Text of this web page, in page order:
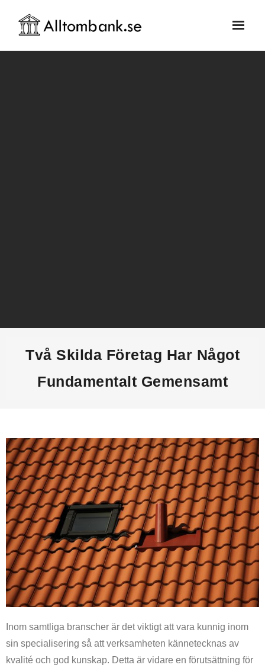
Alternativa investeringar
Låna pengar
Bästa ekonomipoddar
Två Skilda Företag Har Något
Fundamentalt Gemensamt
Inom samtliga branscher är det viktigt att vara kunnig inom
sin specialisering så att verksamheten kännetecknas av
kvalité och god kunskap. Detta är vidare en förutsättning för